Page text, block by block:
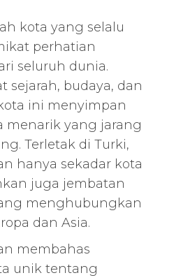
kota yang selalu
perhatian
seluruh dunia.
sejarah, budaya, dan
ini menyimpan
menarik yang jarang
Terletak di Turki,
hanya sekadar kota
juga jembatan
menghubungkan
dan Asia.
membahas
unik tentang